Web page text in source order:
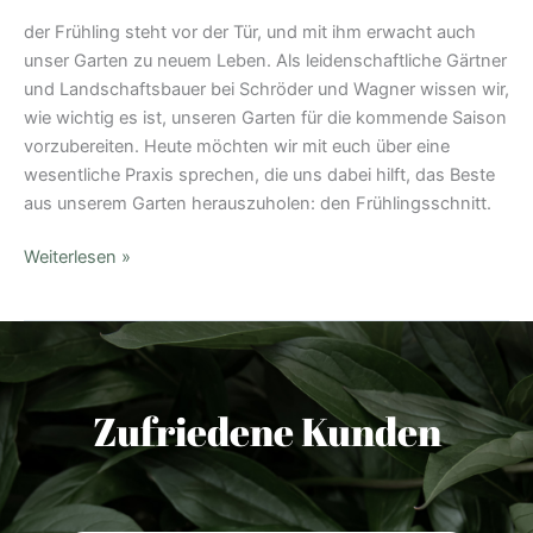
der Frühling steht vor der Tür, und mit ihm erwacht auch
unser Garten zu neuem Leben. Als leidenschaftliche Gärtner
und Landschaftsbauer bei Schröder und Wagner wissen wir,
wie wichtig es ist, unseren Garten für die kommende Saison
vorzubereiten. Heute möchten wir mit euch über eine
wesentliche Praxis sprechen, die uns dabei hilft, das Beste
aus unserem Garten herauszuholen: den Frühlingsschnitt.
Weiterlesen »
Zufriedene Kunden